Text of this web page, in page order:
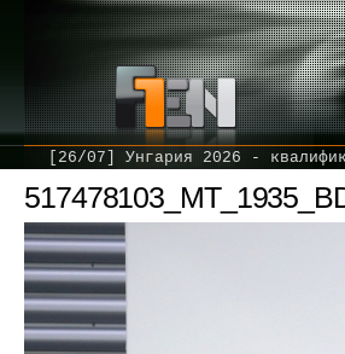
[26/07] Унгария 2026 -